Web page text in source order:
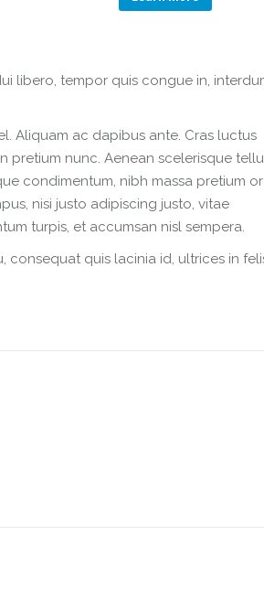
libero, tempor quis congue in,
Aliquam ac dapibus ante. Cras luctus
pretium nunc. Aenean scelerisque
condimentum, nibh massa pretium
nisi justo adipiscing justo, vitae
turpis, et accumsan nisl sempera.
consequat quis lacinia id, ultrices in